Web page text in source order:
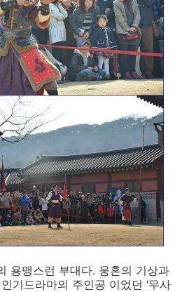
용맹스런 부대다. 웅혼의 기상과
기드라마의 주인공 이었던 ‘무사